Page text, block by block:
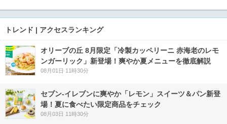
トレンド | アクセスランキング
オリーブの丘 8月限定「冷製カッペリーニ 赤海老のレモ
ンガーリック」新登場！爽やか夏メニューを徹底解説
08月01日 11時30分
セブン‐イレブンに爽やか「レモン」スイーツ＆パン新登
場！夏に食べたい限定商品をチェック
08月03日 11時30分